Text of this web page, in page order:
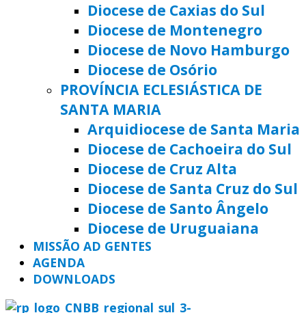
Diocese de Caxias do Sul
Diocese de Montenegro
Diocese de Novo Hamburgo
Diocese de Osório
PROVÍNCIA ECLESIÁSTICA DE
SANTA MARIA
Arquidiocese de Santa Maria
Diocese de Cachoeira do Sul
Diocese de Cruz Alta
Diocese de Santa Cruz do Sul
Diocese de Santo Ângelo
Diocese de Uruguaiana
MISSÃO AD GENTES
AGENDA
DOWNLOADS